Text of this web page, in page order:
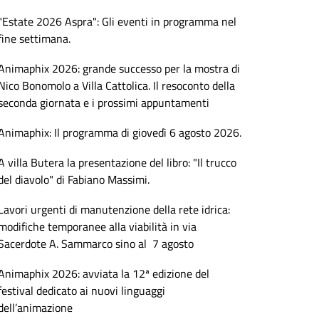
2026 Aspra": Gli eventi in programma nel
settimana.
2026: grande successo per la mostra di
Bonomolo a Villa Cattolica. Il resoconto della
giornata e i prossimi appuntamenti
Il programma di giovedì 6 agosto 2026.
villa Butera la presentazione del libro: "Il trucco
diavolo" di Fabiano Massimi.
urgenti di manutenzione della rete idrica:
temporanee alla viabilità in via
A. Sammarco sino al 7 agosto
2026: avviata la 12ª edizione del
dedicato ai nuovi linguaggi